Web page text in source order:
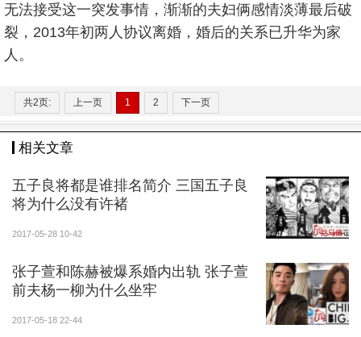
无法接受这一突发事情，渐渐的夫妇俩感情淡薄最后破
裂，2013年初两人协议离婚，婚后的关系已升华为家
人。
共2页: 上一页 1 2 下一页
相关文章
五子良将都是谁排名简介 三国五子良
将为什么没有许褚
2017-05-28 10-42
张子萱和陈赫被爆系婚内出轨 张子萱
前夫杨一柳为什么坐牢
2017-05-18 22-44